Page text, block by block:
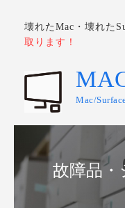
壊れたMac・壊れた
取ります！
Mac/
故障品・